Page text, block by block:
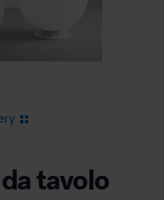
tavolo